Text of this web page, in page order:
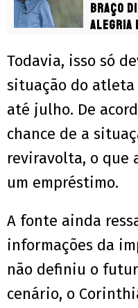
braço
alegria
Todavia, isso só
situação do atleta
até julho. De
chance de a
reviravolta, o que
um empréstimo.
A fonte ainda
informações da
não definiu o
cenário, o